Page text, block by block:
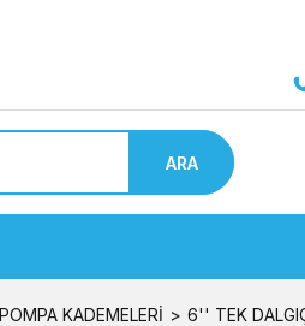
ARA
KADEMELERİ 6'' TEK